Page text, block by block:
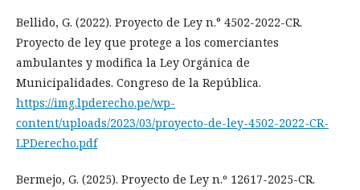
Bellido, G. (2022). Proyecto de Ley n.° 4502-2022-CR.
Proyecto de ley que protege a los comerciantes
ambulantes y modifica la Ley Orgánica de
Municipalidades. Congreso de la República.
https://img.lpderecho.pe/wp-
content/uploads/2023/03/proyecto-de-ley-4502-2022-CR-
LPDerecho.pdf
Bermejo, G. (2025). Proyecto de Ley n.º 12617-2025-CR.